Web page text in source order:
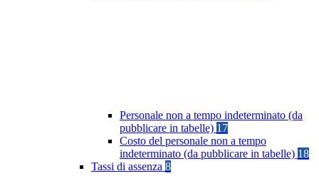
Personale non a tempo indeterminato (da
pubblicare in tabelle) 17
Costo del personale non a tempo
indeterminato (da pubblicare in tabelle) 18
Tassi di assenza 8